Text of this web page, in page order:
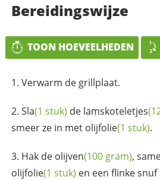
Bereidingswijze
TOON HOEVEELHEDEN
Verwarm de grillplaat.
Sla(1 stuk) de lamskoteletjes
smeer ze in met olijfolie(1 stuk).
Hak de olijven(100 gram),
olijfolie(1 stuk) en een flinke snuf